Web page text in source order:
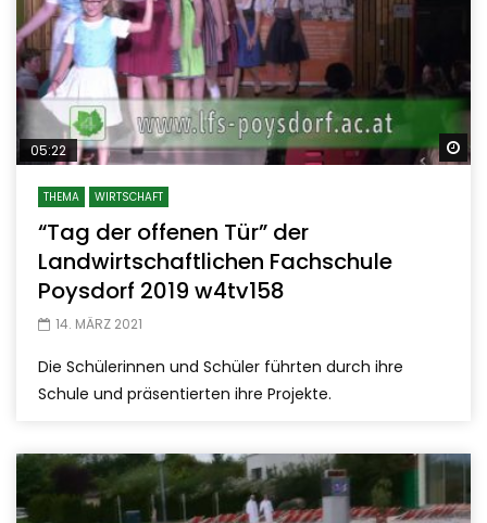
05:22
THEMA WIRTSCHAFT
“Tag der offenen Tür” der
Landwirtschaftlichen Fachschule
Poysdorf 2019 w4tv158
14. MÄRZ 2021
Die Schülerinnen und Schüler führten durch ihre
Schule und präsentierten ihre Projekte.